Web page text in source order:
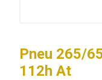
Pneu 265/
112h At